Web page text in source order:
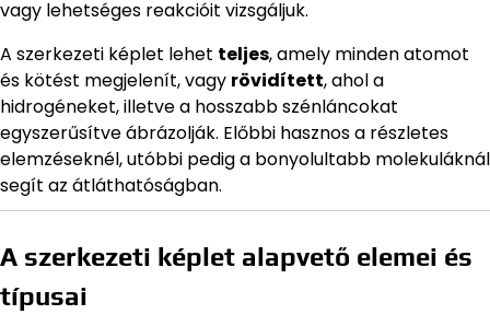
vagy lehetséges reakcióit vizsgáljuk.
A szerkezeti képlet lehet teljes, amely minden atomot
és kötést megjelenít, vagy rövidített, ahol a
hidrogéneket, illetve a hosszabb szénláncokat
egyszerűsítve ábrázolják. Előbbi hasznos a részletes
elemzéseknél, utóbbi pedig a bonyolultabb molekuláknál
segít az átláthatóságban.
A szerkezeti képlet alapvető elemei és
típusai